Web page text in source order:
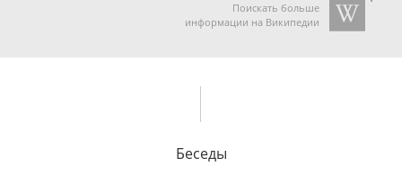
Поискать больше
информации на Википедии
Беседы